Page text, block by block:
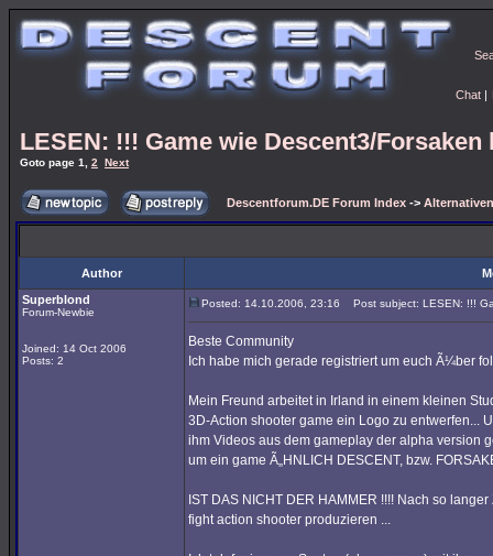
Chat |
LESEN: !!! Game wie Descent3/
Goto page 1 2 Next
Descentforum.DE Forum Index ->
Author
Superblond
Forum-Newbie
Joined: 14 Oct 2006
Posts: 2
Posted: 14.10.2006, 23:16 Post subject: LESEN: !!!
Beste Community
Ich habe mich gerade registriert um euch Ã¼ber
Mein Freund arbeitet in Irland in einem kleinen
3D-Action shooter game ein Logo zu entwerfen...
ihm Videos aus dem gameplay der alpha version
um ein game Ã„HNLICH DESCENT, bzw.
IST DAS NICHT DER HAMMER !!!! Nach so
fight action shooter produzieren ...